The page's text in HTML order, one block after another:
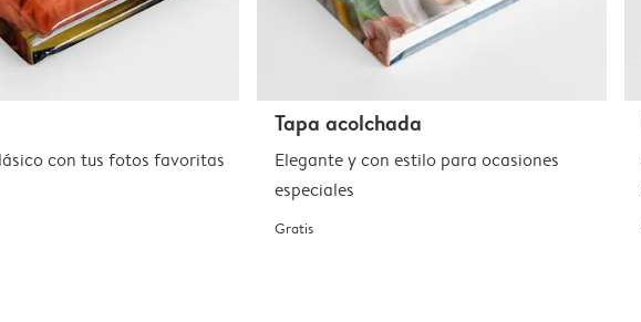
con tus fotos favoritas
Tapa acolchada
Elegante y con estilo para ocasiones
especiales
Gratis